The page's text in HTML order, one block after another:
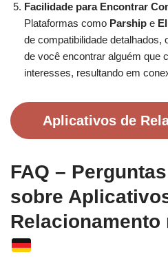
Facilidade para Encontrar
Plataformas como Parship e
de compatibilidade detalhados,
de você encontrar alguém que
interesses, resultando em
Aplicativos de
FAQ –
sobre
Relacionamento